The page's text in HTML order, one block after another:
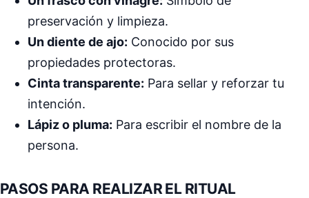
preservación y limpieza.
Un diente de ajo: Conocido por sus
propiedades protectoras.
Cinta transparente: Para sellar y reforzar tu
intención.
Lápiz o pluma: Para escribir el nombre de la
persona.
PASOS PARA REALIZAR EL RITUAL